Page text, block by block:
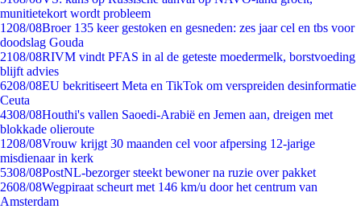
munitietekort wordt probleem
1208/08Broer 135 keer gestoken en gesneden: zes jaar cel en tbs voor
doodslag Gouda
2108/08RIVM vindt PFAS in al de geteste moedermelk, borstvoeding
blijft advies
6208/08EU bekritiseert Meta en TikTok om verspreiden desinformatie
Ceuta
4308/08Houthi's vallen Saoedi-Arabië en Jemen aan, dreigen met
blokkade olieroute
1208/08Vrouw krijgt 30 maanden cel voor afpersing 12-jarige
misdienaar in kerk
5308/08PostNL-bezorger steekt bewoner na ruzie over pakket
2608/08Wegpiraat scheurt met 146 km/u door het centrum van
Amsterdam